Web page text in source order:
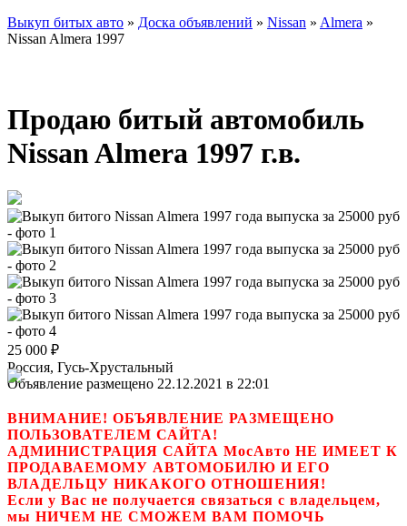
Выкуп битых авто » Доска объявлений » Nissan » Almera »
Nissan Almera 1997
Продаю битый автомобиль
Nissan Almera 1997 г.в.
25 000 ₽
Россия, Гусь-Хрустальный
Объявление размещено 22.12.2021 в 22:01
ВНИМАНИЕ! ОБЪЯВЛЕНИЕ РАЗМЕЩЕНО
ПОЛЬЗОВАТЕЛЕМ САЙТА!
АДМИНИСТРАЦИЯ САЙТА МосАвто НЕ ИМЕЕТ К
ПРОДАВАЕМОМУ АВТОМОБИЛЮ И ЕГО
ВЛАДЕЛЬЦУ НИКАКОГО ОТНОШЕНИЯ!
Если у Вас не получается связаться с владельцем,
мы НИЧЕМ НЕ СМОЖЕМ ВАМ ПОМОЧЬ